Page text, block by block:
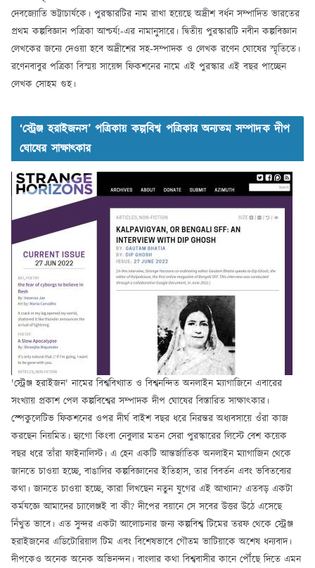
দেবজ্যোতি ভট্টাচার্যকে। পুরস্কারটির নাম রাখা হয়েছে অদ্রীশ বর্ধন সম্পাদিত ভারতের
প্রথম কল্পবিজ্ঞান পত্রিকা আশ্চর্য!-এর নামানুসারে। দ্বিতীয় পুরস্কারটি নবীন কল্পবিজ্ঞান
লেখকের জন্যে দেওয়া হবে অদ্রীশের সহ-সম্পাদক ও লেখক রণেন ঘোষের স্মৃতিতে।
রণেনবাবুর পত্রিকা বিস্ময় সায়েন্স ফিকশনের নামে এই পুরস্কার এই বছর পাচ্ছেন
লেখক সোহম গুহ।
‘স্ট্রেঞ্জ হরাইজনস’ পত্রিকায় কল্পবিশ্ব পত্রিকার অন্যতম সম্পাদক দীপ
ঘোষের সাক্ষাৎকার
'স্ট্রেঞ্জ হরাইজন' নামের বিশ্ববিখ্যাত ও বিশ্বনন্দিত অনলাইন ম্যাগাজিনে এবারের
সংখ্যায় প্রকাশ পেল কল্পবিশ্বের সম্পাদক দীপ ঘোষের বিস্তারিত সাক্ষাৎকার।
স্পেকুলেটিভ ফিকশনের ওপর দীর্ঘ বাইশ বছর ধরে নিরন্তর অধ্যবসায়ে ওঁরা কাজ
করছেন নিয়মিত। হ্যুগো কিংবা নেবুলার মতন সেরা পুরস্কারের লিস্টে বেশ কয়েক
বছর ধরে তাঁরা ফাইনালিস্ট। এ হেন একটি আন্তর্জাতিক অনলাইন ম্যাগাজিন থেকে
জানতে চাওয়া হচ্ছে, বাঙালির কল্পবিজ্ঞানের ইতিহাস, তার বিবর্তন এবং ভবিতব্যের
কথা। জানতে চাওয়া হচ্ছে, কারা লিখছেন নতুন যুগের এই আখ্যান? এতবড় একটা
কর্মযজ্ঞে আমাদের চ্যালেঞ্জই বা কী? দীপের বয়ানে সে সবের উত্তর উঠে এসেছে
নিঁখুত ভাবে। এত সুন্দর একটা আলোচনার জন্য কল্পবিশ্ব টিমের তরফ থেকে স্ট্রেঞ্জ
হরাইজনের এডিটোরিয়াল টিম এবং বিশেষভাবে গৌতম ভাটিয়াকে অশেষ ধন্যবাদ।
দীপকেও অনেক অনেক অভিনন্দন। বাংলার কথা বিশ্ববাসীর কানে পৌঁছে দিতে এমন